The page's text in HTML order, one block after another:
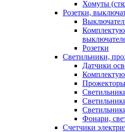
Хомуты
Розетки,
Розетки
Светильники,
Датчики
Прожекторы
Фонари,
Счетчики